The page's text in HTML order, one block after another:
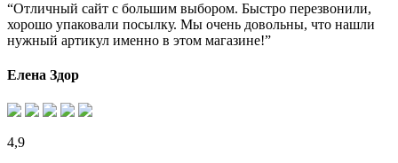
“Отличный сайт с большим выбором. Быстро перезвонили,
хорошо упаковали посылку. Мы очень довольны, что нашли
нужный артикул именно в этом магазине!”
Елена Здор
4,9